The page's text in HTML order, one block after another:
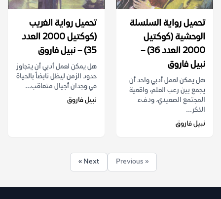
تحميل رواية السلسلة
الوحشية (كوكتيل
2000 العدد 36) –
نبيل فاروق
هل يمكن لعمل أدبي واحد أن
يجمع بين رعب العلم، واقعية
المجتمع الصعيدي، ودفء
الذكر...
نبيل فاروق
تحميل رواية الغريب
(كوكتيل 2000 العدد
35) – نبيل فاروق
هل يمكن لعمل أدبي أن يتجاوز
حدود الزمن ليظل نابضاً بالحياة
في وجدان أجيال متعاقب...
نبيل فاروق
« Previous
Next »